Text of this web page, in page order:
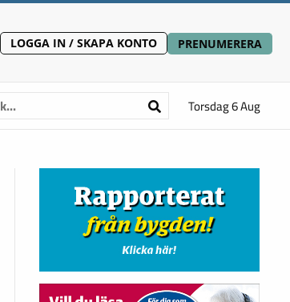
LOGGA IN / SKAPA KONTO PRENUMERERA
Torsdag 6 Aug